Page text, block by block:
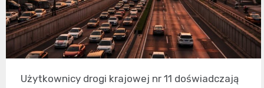
Użytkownicy drogi krajowej nr 11 doświadczają